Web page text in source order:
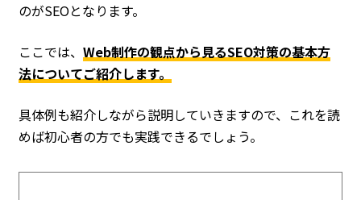
のがSEOとなります。
ここでは、 Web制作の観点から見るSEO対策の基本方
法についてご紹介します。
具体例も紹介しながら説明していきますので、これを読
めば初心者の方でも実践できるでしょう。